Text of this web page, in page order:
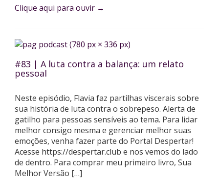
Clique aqui para ouvir →
#83 | A luta contra a balança: um relato
pessoal
Neste episódio, Flavia faz partilhas viscerais sobre
sua história de luta contra o sobrepeso. Alerta de
gatilho para pessoas sensíveis ao tema. Para lidar
melhor consigo mesma e gerenciar melhor suas
emoções, venha fazer parte do Portal Despertar!
Acesse https://despertar.club e nos vemos do lado
de dentro. Para comprar meu primeiro livro, Sua
Melhor Versão […]